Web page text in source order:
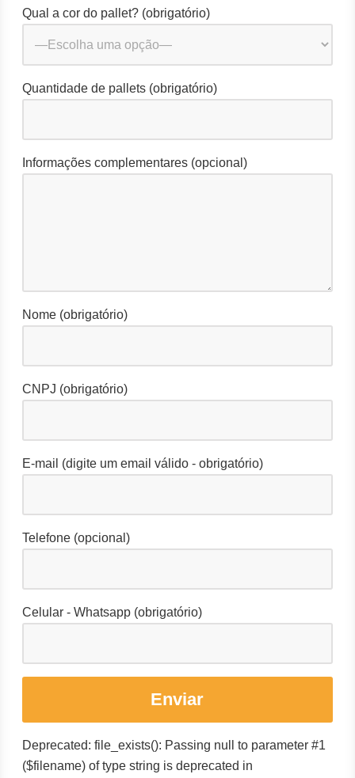
Qual a cor do pallet? (obrigatório)
Quantidade de pallets (obrigatório)
Informações complementares (opcional)
Nome (obrigatório)
CNPJ (obrigatório)
E-mail (digite um email válido - obrigatório)
Telefone (opcional)
Celular - Whatsapp (obrigatório)
Deprecated: file_exists(): Passing null to parameter #1
($filename) of type string is deprecated in